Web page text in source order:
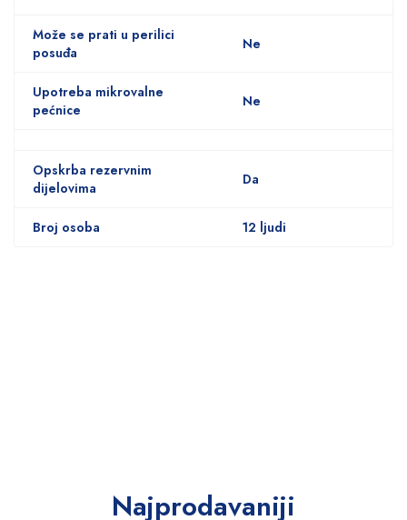
Može se prati u perilici
posuđa
Ne
Upotreba mikrovalne
pećnice
Ne
Opskrba rezervnim
dijelovima
Da
Broj osoba 12 ljudi
Najprodavaniji